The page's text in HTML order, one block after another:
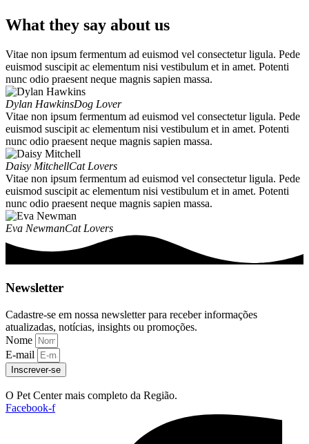
What they say about us
Vitae non ipsum fermentum ad euismod vel consectetur ligula. Pede
euismod suscipit ac elementum nisi vestibulum et in amet. Potenti
nunc odio praesent neque magnis sapien massa.
Dylan HawkinsDog Lover
Vitae non ipsum fermentum ad euismod vel consectetur ligula. Pede
euismod suscipit ac elementum nisi vestibulum et in amet. Potenti
nunc odio praesent neque magnis sapien massa.
Daisy MitchellCat Lovers
Vitae non ipsum fermentum ad euismod vel consectetur ligula. Pede
euismod suscipit ac elementum nisi vestibulum et in amet. Potenti
nunc odio praesent neque magnis sapien massa.
Eva NewmanCat Lovers
Newsletter
Cadastre-se em nossa newsletter para receber informações
atualizadas, notícias, insights ou promoções.
Nome
E-mail
Inscrever-se
O Pet Center mais completo da Região.
Facebook-f